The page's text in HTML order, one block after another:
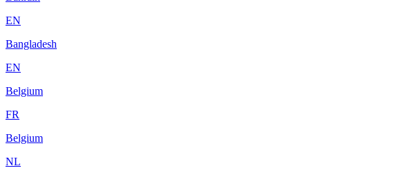
EN
Bangladesh
EN
Belgium
FR
Belgium
NL